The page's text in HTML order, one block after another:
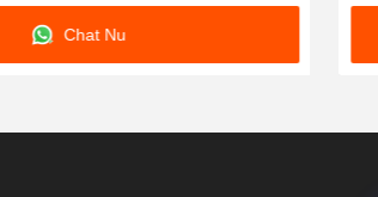
Chat Nu